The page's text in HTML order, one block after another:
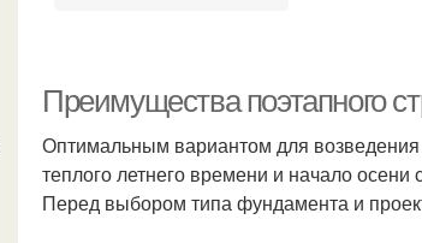
Преимущества поэтапного
Оптимальным вариантом для
теплого летнего времени и начало
Перед выбором типа фундамента и